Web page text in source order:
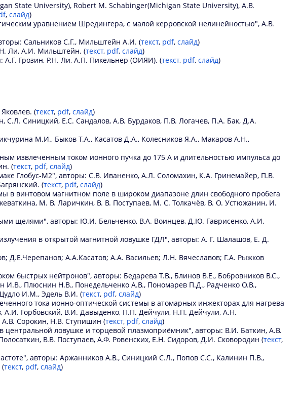
State University), Robert M. Schabinger(Michigan State University), А.В.
, слайд)
уравнением Шредингера, с малой керровской нелинейностью", А.В.
Сальников С.Г., Мильштейн А.И. (текст, pdf, слайд)
Ли, А.И. Мильштейн. (текст, pdf, слайд)
А.Г. Грозин, Р.Н. Ли, А.П. Пикельнер (ОИЯИ). (текст, pdf, слайд)
(текст, pdf, слайд)
Синицкий, Е.С. Сандалов, А.В. Бурдаков, П.В. Логачев, П.А. Бак, Д.А.
М.И., Быков Т.А., Касатов Д.А., Колесников Я.А., Макаров А.Н.,
извлеченным током ионного пучка до 175 А и длительностью импульса до
(текст, pdf, слайд)
Глобус-М2", авторы: С.В. Иваненко, А.Л. Соломахин, К.А. Гринемайер, П.В.
(текст, pdf, слайд)
винтовом магнитном поле в широком диапазоне длин свободного пробега
М. В. Ларичкин, В. В. Поступаев, М. С. Толкачёв, В. О. Устюжанин, И.
щелями", авторы: Ю.И. Бельченко, В.А. Воинцев, Д.Ю. Гаврисенко, А.И.
в открытой магнитной ловушке ГДЛ", авторы: А. Г. Шалашов, Е. Д.
Д.Е.Черепанов; А.А.Касатов; А.А. Васильев; Л.Н. Вячеславов; Г.А. Рыжков
быстрых нейтронов", авторы: Бедарева Т.В., Блинов В.Е., Бобровников В.С.,
И.В., Плюснин Н.В., Понедельченко А.В., Пономарев П.Д., Радченко О.В.,
И.М., Эдель В.И. (текст, pdf, слайд)
тока ионно-оптической системы в атомарных инжекторах для нагрева
А.И. Горбовский, В.И. Давыденко, П.П. Дейчули, Н.П. Дейчули, А.Н.
Сорокин, Н.В. Ступишин (текст, pdf, слайд)
ловушке и торцевой плазмоприёмник", авторы: В.И. Баткин, А.В.
В.В. Поступаев, А.Ф. Ровенских, Е.Н. Сидоров, Д.И. Сковородин (текст,
авторы: Аржанников А.В., Синицкий С.Л., Попов С.С., Калинин П.В.,
(текст, pdf, слайд)